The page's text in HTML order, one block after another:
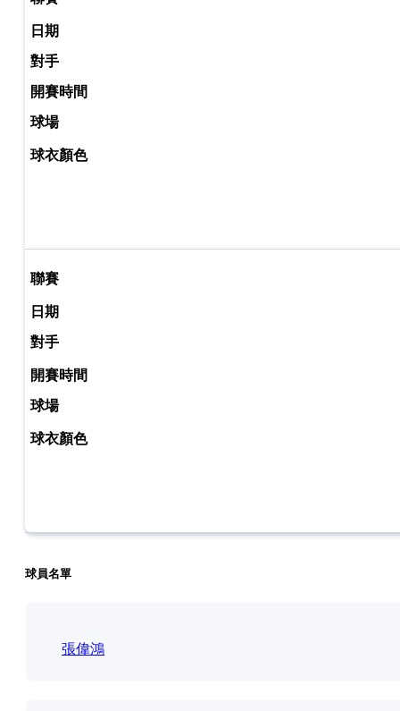
球員名單
張偉鴻